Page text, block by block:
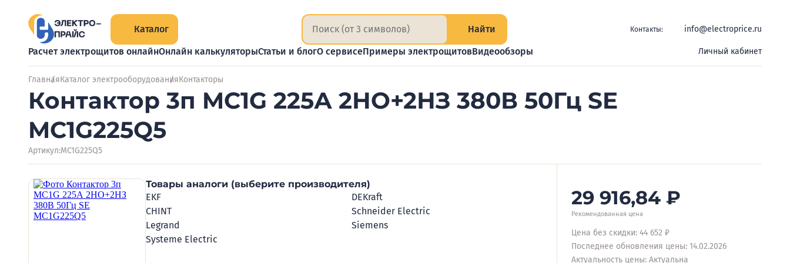
Каталог Найти Контакты: info@electroprice.ru
Расчет электрощитов онлайнОнлайн калькуляторыСтатьи и блогО сервисеПримеры электрощитовВидеообзоры Личный кабинет
ГлавнаяКаталог электрооборудованияКонтакторы
Контактор 3п MC1G 225А 2НО+2НЗ 380В 50Гц SE
MC1G225Q5
Артикул:MC1G225Q5
Товары аналоги (выберите производителя)
EKF
DEKraft
CHINT
Schneider Electric
Legrand
Siemens
Systeme Electric
29 916,84 ₽
Рекомендованная цена
Цена без скидки: 44 652 ₽
Последнее обновления цены: 14.02.2026
Актуальность цены: Актуальна